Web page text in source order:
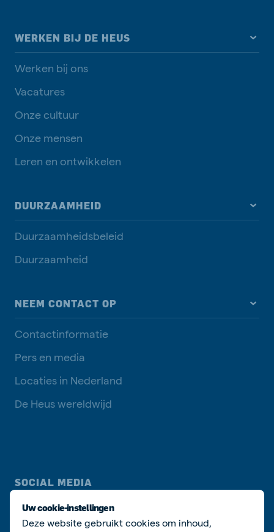
WERKEN BIJ DE HEUS
Werken bij ons
Vacatures
Onze cultuur
Onze mensen
Leren en ontwikkelen
DUURZAAMHEID
Duurzaamheidsbeleid
Duurzaamheid
NEEM CONTACT OP
Contactinformatie
Pers en media
Locaties in Nederland
De Heus wereldwijd
SOCIAL MEDIA
Uw cookie-instellingen
Deze website gebruikt cookies om inhoud,